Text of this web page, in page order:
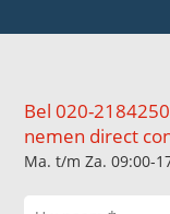
Bel 020-
nemen direct
Ma. t/m Za. 09:00-